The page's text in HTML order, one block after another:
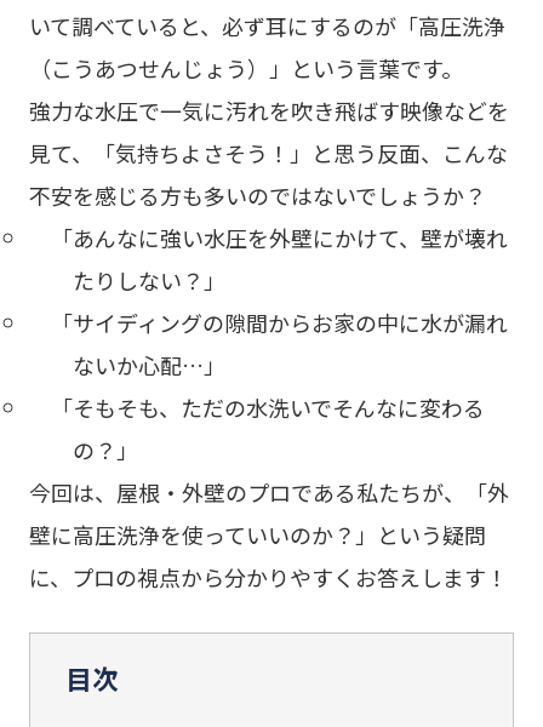
いて調べていると、必ず耳にするのが「高圧洗浄
（こうあつせんじょう）」という言葉です。
強力な水圧で一気に汚れを吹き飛ばす映像などを
見て、「気持ちよさそう！」と思う反面、こんな
不安を感じる方も多いのではないでしょうか？
「あんなに強い水圧を外壁にかけて、壁が壊れ
たりしない？」
「サイディングの隙間からお家の中に水が漏れ
ないか心配…」
「そもそも、ただの水洗いでそんなに変わる
の？」
今回は、屋根・外壁のプロである私たちが、「外
壁に高圧洗浄を使っていいのか？」という疑問
に、プロの視点から分かりやすくお答えします！
目次